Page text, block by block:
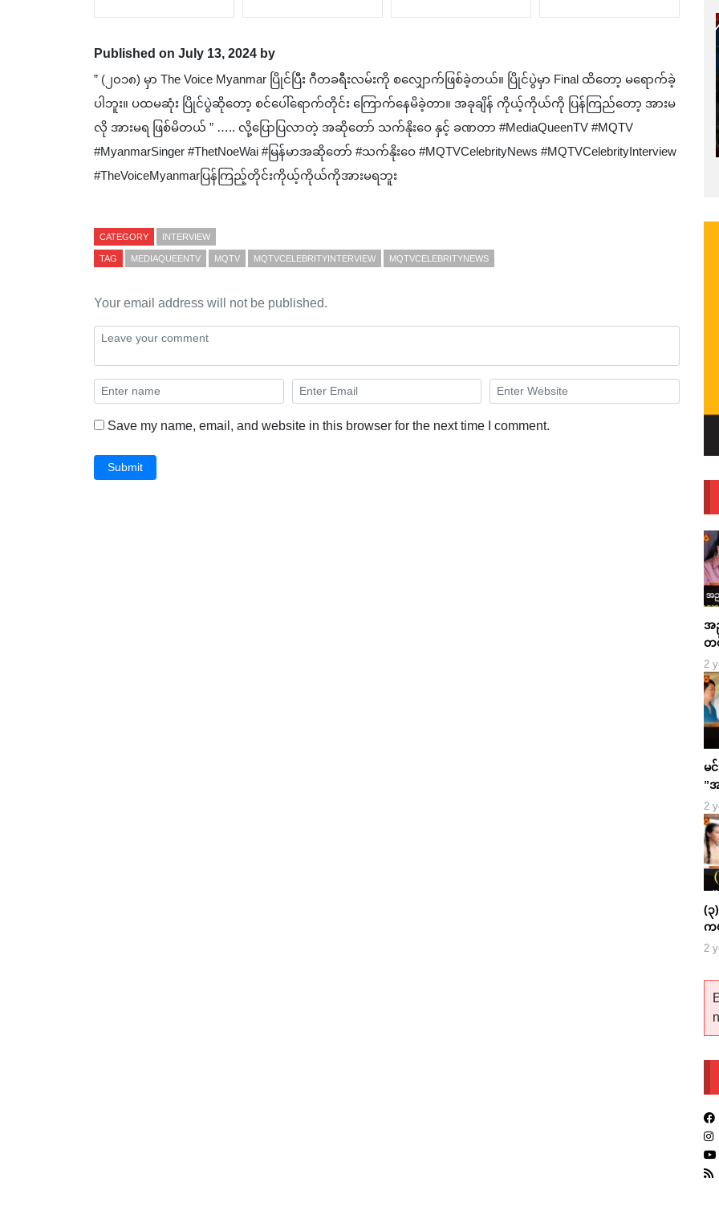
Published on July 13, 2024 by
” (၂၀၁၈) မှာ The Voice Myanmar ပြိုင်ပြီး ဂီတခရီးလမ်းကို စလျှောက်ဖြစ်ခဲ့တယ်။ ပြိုင်ပွဲမှာ Final ထိတော့ မရောက်ခဲ့
ပါဘူး။ ပထမဆုံး ပြိုင်ပွဲဆိုတော့ စင်ပေါ်ရောက်တိုင်း ကြောက်နေမိခဲ့တာ။ အခုချိန် ကိုယ့်ကိုယ်ကို ပြန်ကြည်တော့ အားမ
လို အားမရ ဖြစ်မိတယ် ” ….. လို့ပြောပြလာတဲ့ အဆိုတော် သက်နိုးဝေ နှင့် ခဏတာ #MediaQueenTV #MQTV
#MyanmarSinger #ThetNoeWai #မြန်မာအဆိုတော် #သက်နိုးဝေ #MQTVCelebrityNews #MQTVCelebrityInterview
#TheVoiceMyanmarပြန်ကြည့်တိုင်းကိုယ့်ကိုယ်ကိုအားမရဘူး
CATEGORY INTERVIEW
TAG MEDIAQUEENTV MQTV MQTVCELEBRITYINTERVIEW MQTVCELEBRITYNEWS
Your email address will not be published.
Save my name, email, and website in this browser for the next time I comment.
Submit
အ
တ
ပ
မ
2
မ
”
2
(၃
က
2